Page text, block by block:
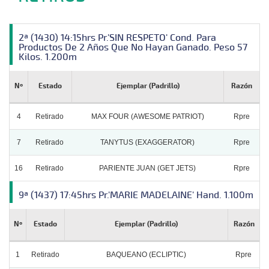
2ª (1430) 14:15hrs Pr.'SIN RESPETO' Cond. Para
Productos De 2 Años Que No Hayan Ganado. Peso 57
Kilos. 1.200m
Nº Estado Ejemplar (Padrillo) Razón
4 Retirado MAX FOUR (AWESOME PATRIOT) Rpre
7 Retirado TANYTUS (EXAGGERATOR) Rpre
16 Retirado PARIENTE JUAN (GET JETS) Rpre
9ª (1437) 17:45hrs Pr.'MARIE MADELAINE' Hand. 1.100m
Nº Estado Ejemplar (Padrillo) Razón
1 Retirado BAQUEANO (ECLIPTIC) Rpre